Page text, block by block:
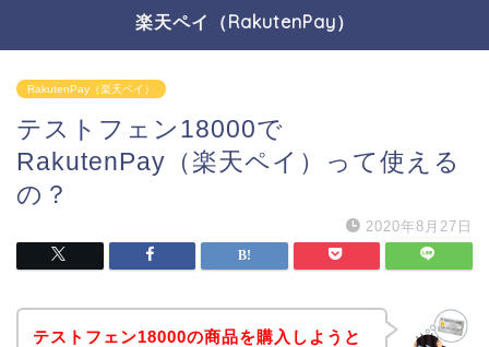
楽天ペイ（RakutenPay）
RakutenPay（楽天ペイ）
テストフェン18000で
RakutenPay（楽天ペイ）って使える
の？
2020年8月27日
テストフェン18000の商品を購入しようと